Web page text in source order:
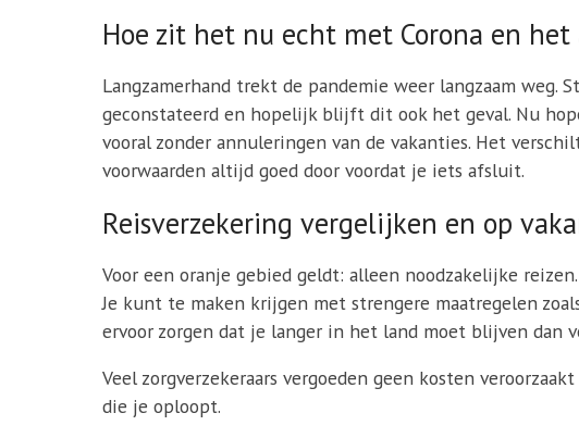
Hoe zit het nu echt met Corona en
Langzamerhand trekt de pandemie weer langzaam weg.
geconstateerd en hopelijk blijft dit ook het geval. Nu
vooral zonder annuleringen van de vakanties. Het
voorwaarden altijd goed door voordat je iets afsluit.
Reisverzekering vergelijken en op
Voor een oranje gebied geldt: alleen noodzakelijke
Je kunt te maken krijgen met strengere maatregelen
ervoor zorgen dat je langer in het land moet blijven dan
Veel zorgverzekeraars vergoeden geen kosten
die je oploopt.